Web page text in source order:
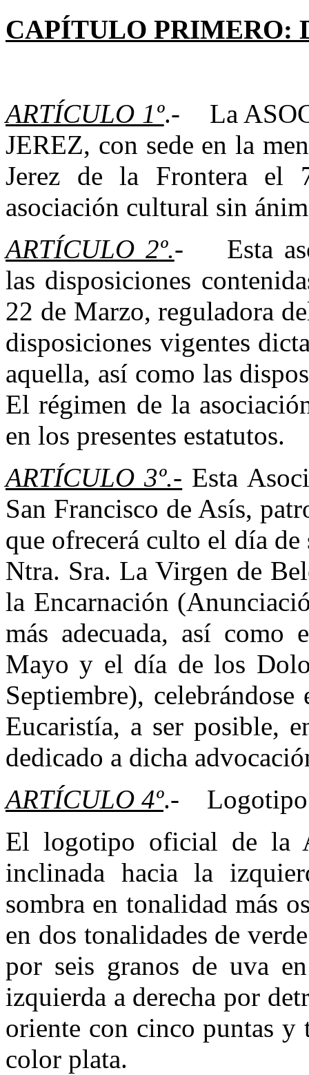
CAPÍTULO PRIMERO:
ARTÍCULO 1º.- La
JEREZ, con sede en la
Jerez de la Frontera el
asociación cultural sin
ARTÍCULO 2º.- Esta
las disposiciones
22 de Marzo, reguladora
disposiciones vigentes
aquella, así como las
El régimen de la
en los presentes estatutos.
ARTÍCULO 3º.- Esta
San Francisco de Asís,
que ofrecerá culto el día
Ntra. Sra. La Virgen de
la Encarnación
más adecuada, así como
Mayo y el día de los
Septiembre),
Eucaristía, a ser posible,
dedicado a dicha
ARTÍCULO 4º.- Logotipo
El logotipo oficial de la
inclinada hacia la
sombra en tonalidad más
en dos tonalidades de
por seis granos de uva
izquierda a derecha por
oriente con cinco puntas y
color plata.